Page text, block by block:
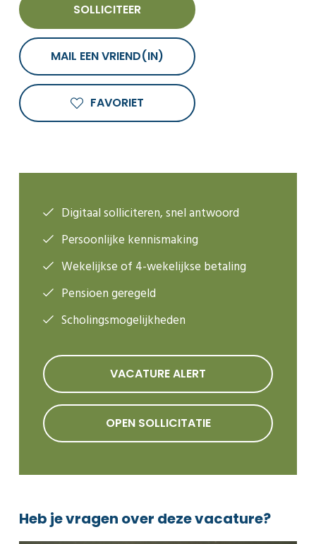
SOLLICITEER
MAIL EEN VRIEND(IN)
FAVORIET
Digitaal solliciteren, snel antwoord
Persoonlijke kennismaking
Wekelijkse of 4-wekelijkse betaling
Pensioen geregeld
Scholingsmogelijkheden
VACATURE ALERT
OPEN SOLLICITATIE
Heb je vragen over deze vacature?